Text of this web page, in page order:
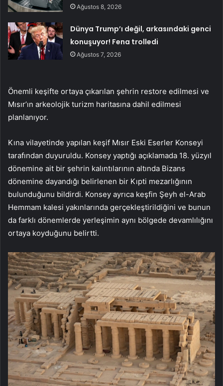
Ağustos 8, 2026
Dünya Trump’ı değil, arkasındaki genci
konuşuyor! Fena trolledi
Ağustos 7, 2026
Önemli keşifte ortaya çıkarılan şehrin restore edilmesi ve
Mısır’ın arkeolojik turizm haritasına dahil edilmesi
planlanıyor.
Kına vilayetinde yapılan keşif Mısır Eski Eserler Konseyi
tarafından duyuruldu. Konsey yaptığı açıklamada 18. yüzyıl
dönemine ait bir şehrin kalıntılarının altında Bizans
dönemine dayandığı belirlenen bir Kıpti mezarlığının
bulunduğunu bildirdi. Konsey ayrıca keşfin Şeyh el-Arab
Hemmam kalesi yakınlarında gerçekleştirildiğini ve bunun
da farklı dönemlerde yerleşimin aynı bölgede devamlılığını
ortaya koyduğunu belirtti.